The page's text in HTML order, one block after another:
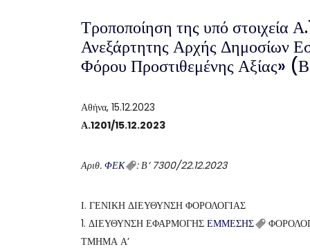
Τροποποίηση της υπό στοιχεία
Ανεξάρτητης Αρχής Δημοσίων
Φόρου Προστιθεμένης Αξίας»
Αθήνα, 15.12.2023
Α.1201/15.12.2023
Αριθ. ΦΕΚ : Β’ 7300/22.12.2023
Ι. ΓΕΝΙΚΗ ΔΙΕΥΘΥΝΣΗ ΦΟΡΟΛΟΓΙΑΣ
1. ΔΙΕΥΘΥΝΣΗ ΕΦΑΡΜΟΓΗΣ ΕΜΜΕΣΗΣ
ΤΜΗΜΑ Α’